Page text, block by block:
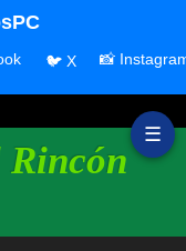
☰
Rincón
🐦 X 📸